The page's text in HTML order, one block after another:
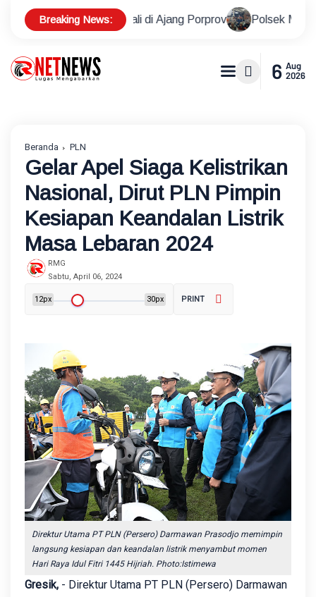
Breaking News:
di Ajang Porprov Polsek Metro Kebayoran Baru
6 Aug
2026
Beranda PLN
Gelar Apel Siaga Kelistrikan
Nasional, Dirut PLN Pimpin
Kesiapan Keandalan Listrik
Masa Lebaran 2024
RMG
Sabtu, April 06, 2024
12px 30px PRINT
Direktur Utama PT PLN (Persero) Darmawan Prasodjo memimpin
langsung kesiapan dan keandalan listrik menyambut momen
Hari Raya Idul Fitri 1445 Hijriah. Photo:Istimewa
Gresik, - Direktur Utama PT PLN (Persero) Darmawan